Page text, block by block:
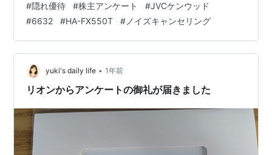
ブログにアップするのが遅れてしまったのは、 週末に予
定を入れていたからで・・・。 実は、JCB主催の東京デ
ィズニーシーの貸切イベント に参加していたんです。 ま
た、そのうちブログにも少し内容をアップさせてもらお
うかと思います。 今回は 「先週届いた株主…
#隠れ優待 #株主アンケート #JVCケンウッド
#6632 #HA-FX550T # ノイズキャンセリング
yuki's daily life • 1年前
リオンからアンケートの御礼が届きました